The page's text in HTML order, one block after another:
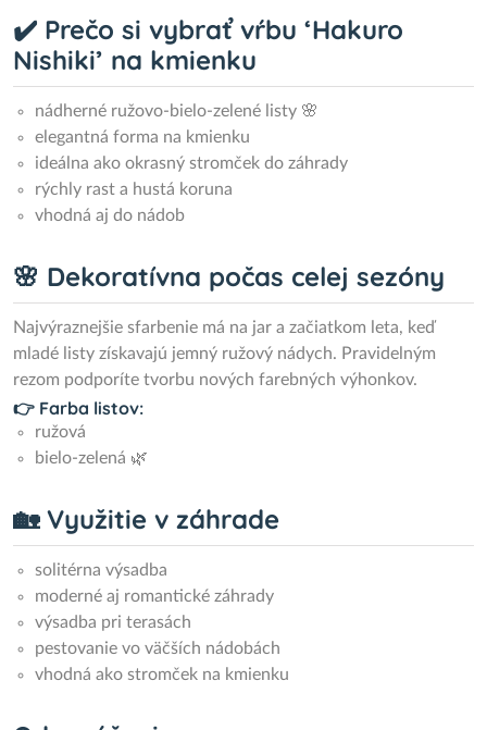
✔️ Prečo si vybrať vŕbu ‘Hakuro
Nishiki’ na kmienku
nádherné ružovo-bielo-zelené listy 🌸
elegantná forma na kmienku
ideálna ako okrasný stromček do záhrady
rýchly rast a hustá koruna
vhodná aj do nádob
🌸 Dekoratívna počas celej sezóny
Najvýraznejšie sfarbenie má na jar a začiatkom leta, keď
mladé listy získavajú jemný ružový nádych. Pravidelným
rezom podporíte tvorbu nových farebných výhonkov.
👉 Farba listov:
ružová
bielo-zelená 🌿
🏡 Využitie v záhrade
solitérna výsadba
moderné aj romantické záhrady
výsadba pri terasách
pestovanie vo väčších nádobách
vhodná ako stromček na kmienku